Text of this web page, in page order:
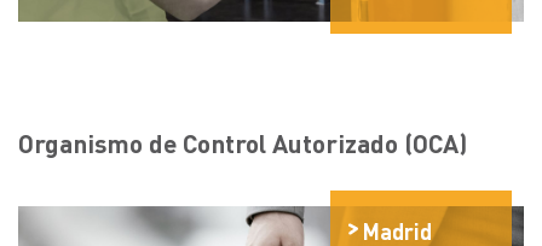
Organismo de Control Autorizado (OCA)
Madrid